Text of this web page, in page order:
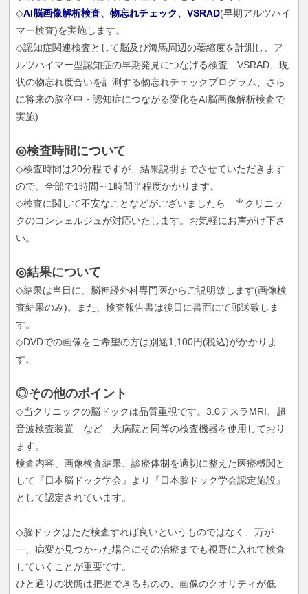
◇AI脳画像解析検査、物忘れチェック、VSRAD(早期アルツハイ
マー検査)を実施します。
◇認知症関連検査として脳及び海馬周辺の萎縮度を計測し、ア
ルツハイマー型認知症の早期発見につなげる検査 VSRAD、現
状の物忘れ度合いを計測する物忘れチェックプログラム、さら
に将来の脳卒中・認知症につながる変化をAI脳画像解析検査で
実施)
◎検査時間について
◇検査時間は20分程ですが、結果説明までさせていただきます
ので、全部で1時間～1時間半程度かかります。
◇検査に関して不安なことなどがございましたら 当クリニッ
クのコンシェルジュが対応いたします。お気軽にお声がけ下さ
い。
◎結果について
◇結果は当日に、脳神経外科専門医からご説明致します(画像検
査結果のみ)。また、検査報告書は後日に書面にて郵送致しま
す。
◇DVDでの画像をご希望の方は別途1,100円(税込)がかかりま
す。
◎その他のポイント
◇当クリニックの脳ドックは品質重視です。3.0テスラMRI、超
音波検査装置 など 大病院と同等の検査機器を使用しており
ます。
検査内容、画像検査結果、診療体制を適切に整えた医療機関と
して『日本脳ドック学会』より『日本脳ドック学会認定施設』
として認定されています。
◇脳ドックはただ検査すれば良いというものではなく、万が
一、病変が見つかった場合にその治療までも視野に入れて検査
していくことが重要です。
ひと通りの状態は把握できるものの、画像のクオリティが低